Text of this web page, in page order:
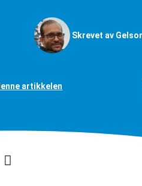
Skrevet av
artikkelen